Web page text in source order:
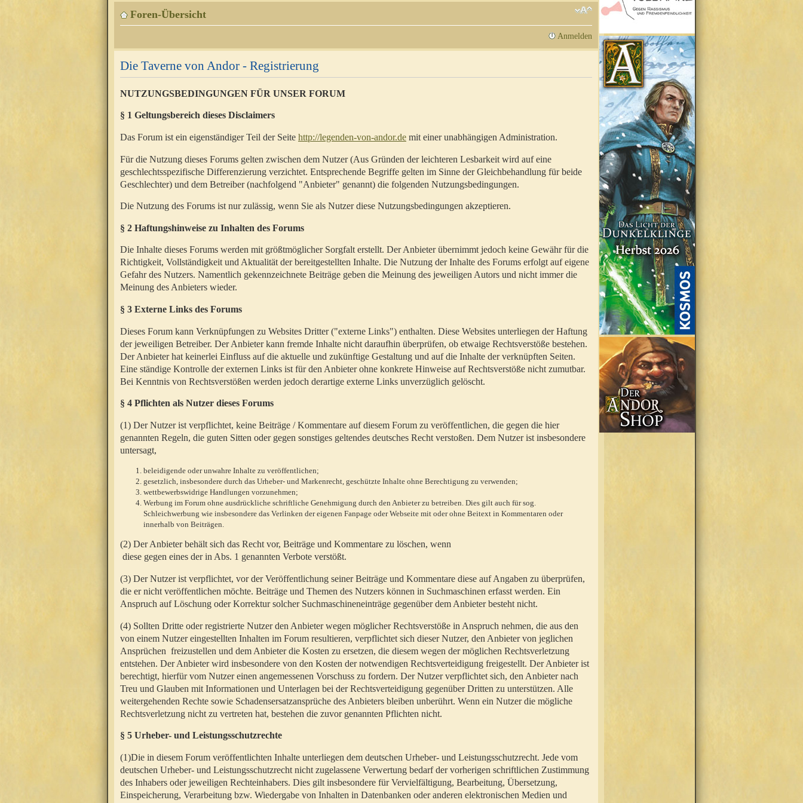
Foren-Übersicht
Anmelden
Die Taverne von Andor - Registrierung
NUTZUNGSBEDINGUNGEN FÜR UNSER FORUM
§ 1 Geltungsbereich dieses Disclaimers
Das Forum ist ein eigenständiger Teil der Seite http://legenden-von-andor.de mit einer unabhängigen Administration.
Für die Nutzung dieses Forums gelten zwischen dem Nutzer (Aus Gründen der leichteren Lesbarkeit wird auf eine
geschlechtsspezifische Differenzierung verzichtet. Entsprechende Begriffe gelten im Sinne der Gleichbehandlung für beide
Geschlechter) und dem Betreiber (nachfolgend "Anbieter" genannt) die folgenden Nutzungsbedingungen.
Die Nutzung des Forums ist nur zulässig, wenn Sie als Nutzer diese Nutzungsbedingungen akzeptieren.
§ 2 Haftungshinweise zu Inhalten des Forums
Die Inhalte dieses Forums werden mit größtmöglicher Sorgfalt erstellt. Der Anbieter übernimmt jedoch keine Gewähr für die
Richtigkeit, Vollständigkeit und Aktualität der bereitgestellten Inhalte. Die Nutzung der Inhalte des Forums erfolgt auf eigene
Gefahr des Nutzers. Namentlich gekennzeichnete Beiträge geben die Meinung des jeweiligen Autors und nicht immer die
Meinung des Anbieters wieder.
§ 3 Externe Links des Forums
Dieses Forum kann Verknüpfungen zu Websites Dritter ("externe Links") enthalten. Diese Websites unterliegen der Haftung
der jeweiligen Betreiber. Der Anbieter kann fremde Inhalte nicht daraufhin überprüfen, ob etwaige Rechtsverstöße bestehen.
Der Anbieter hat keinerlei Einfluss auf die aktuelle und zukünftige Gestaltung und auf die Inhalte der verknüpften Seiten.
Eine ständige Kontrolle der externen Links ist für den Anbieter ohne konkrete Hinweise auf Rechtsverstöße nicht zumutbar.
Bei Kenntnis von Rechtsverstößen werden jedoch derartige externe Links unverzüglich gelöscht.
§ 4 Pflichten als Nutzer dieses Forums
(1) Der Nutzer ist verpflichtet, keine Beiträge / Kommentare auf diesem Forum zu veröffentlichen, die gegen die hier
genannten Regeln, die guten Sitten oder gegen sonstiges geltendes deutsches Recht verstoßen. Dem Nutzer ist insbesondere
untersagt,
beleidigende oder unwahre Inhalte zu veröffentlichen;
gesetzlich, insbesondere durch das Urheber- und Markenrecht, geschützte Inhalte ohne Berechtigung zu verwenden;
wettbewerbswidrige Handlungen vorzunehmen;
Werbung im Forum ohne ausdrückliche schriftliche Genehmigung durch den Anbieter zu betreiben. Dies gilt auch für sog.
Schleichwerbung wie insbesondere das Verlinken der eigenen Fanpage oder Webseite mit oder ohne Beitext in Kommentaren oder
innerhalb von Beiträgen.
(2) Der Anbieter behält sich das Recht vor, Beiträge und Kommentare zu löschen, wenn
diese gegen eines der in Abs. 1 genannten Verbote verstößt.
(3) Der Nutzer ist verpflichtet, vor der Veröffentlichung seiner Beiträge und Kommentare diese auf Angaben zu überprüfen,
die er nicht veröffentlichen möchte. Beiträge und Themen des Nutzers können in Suchmaschinen erfasst werden. Ein
Anspruch auf Löschung oder Korrektur solcher Suchmaschineneinträge gegenüber dem Anbieter besteht nicht.
(4) Sollten Dritte oder registrierte Nutzer den Anbieter wegen möglicher Rechtsverstöße in Anspruch nehmen, die aus den
von einem Nutzer eingestellten Inhalten im Forum resultieren, verpflichtet sich dieser Nutzer, den Anbieter von jeglichen
Ansprüchen freizustellen und dem Anbieter die Kosten zu ersetzen, die diesem wegen der möglichen Rechtsverletzung
entstehen. Der Anbieter wird insbesondere von den Kosten der notwendigen Rechtsverteidigung freigestellt. Der Anbieter ist
berechtigt, hierfür vom Nutzer einen angemessenen Vorschuss zu fordern. Der Nutzer verpflichtet sich, den Anbieter nach
Treu und Glauben mit Informationen und Unterlagen bei der Rechtsverteidigung gegenüber Dritten zu unterstützen. Alle
weitergehenden Rechte sowie Schadensersatzansprüche des Anbieters bleiben unberührt. Wenn ein Nutzer die mögliche
Rechtsverletzung nicht zu vertreten hat, bestehen die zuvor genannten Pflichten nicht.
§ 5 Urheber- und Leistungsschutzrechte
(1)Die in diesem Forum veröffentlichten Inhalte unterliegen dem deutschen Urheber- und Leistungsschutzrecht. Jede vom
deutschen Urheber- und Leistungsschutzrecht nicht zugelassene Verwertung bedarf der vorherigen schriftlichen Zustimmung
des Inhabers oder jeweiligen Rechteinhabers. Dies gilt insbesondere für Vervielfältigung, Bearbeitung, Übersetzung,
Einspeicherung, Verarbeitung bzw. Wiedergabe von Inhalten in Datenbanken oder anderen elektronischen Medien und